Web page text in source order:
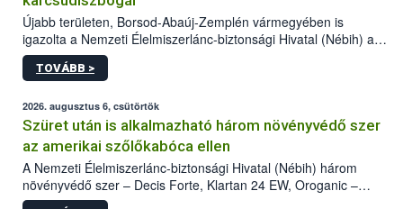
Újabb területen, Borsod-Abaúj-Zemplén vármegyében is
igazolta a Nemzeti Élelmiszerlánc-biztonsági Hivatal (Nébih) a
kőrisrontó karcsúdíszbogár (Agrilus planipennis) jelenlétét. A
kártevőt nem csak színcsapdában találták meg, de már fertőzött
az intenzív felderítést, emellett az intézkedéseket a szlovák
hatósággal is összehangolják a terjedés megállítása érdekében.
TOVÁBB >
2026. augusztus 6, csütörtök
Szüret után is alkalmazható három növényvédő szer
az amerikai szőlőkabóca ellen
A Nemzeti Élelmiszerlánc-biztonsági Hivatal (Nébih) három
növényvédő szer – Decis Forte, Klartan 24 EW, Oroganic –
engedélyokiratát módosította, így azok a szüretet követően,